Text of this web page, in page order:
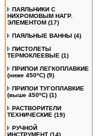
ПАЯЛЬНИКИ С
НИХРОМОВЫМ НАГР.
ЭЛЕМЕНТОМ (17)
ПАЯЛЬНЫЕ ВАННЫ (4)
ПИСТОЛЕТЫ
ТЕРМОКЛЕЕВЫЕ (1)
ПРИПОИ ЛЕГКОПЛАВКИЕ
(ниже 450ºС) (9)
ПРИПОИ ТУГОПЛАВКИЕ
(выше 450ºС) (1)
РАСТВОРИТЕЛИ
ТЕХНИЧЕСКИЕ (19)
РУЧНОЙ
ИНСТРУМЕНТ (14)